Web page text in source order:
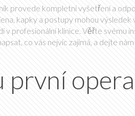
provede kompletní vyšetření a
kapky a postupy mohou výsledek
v profesionální klinice. Věřte svému
co vás nejvíc zajímá, a dejte
první